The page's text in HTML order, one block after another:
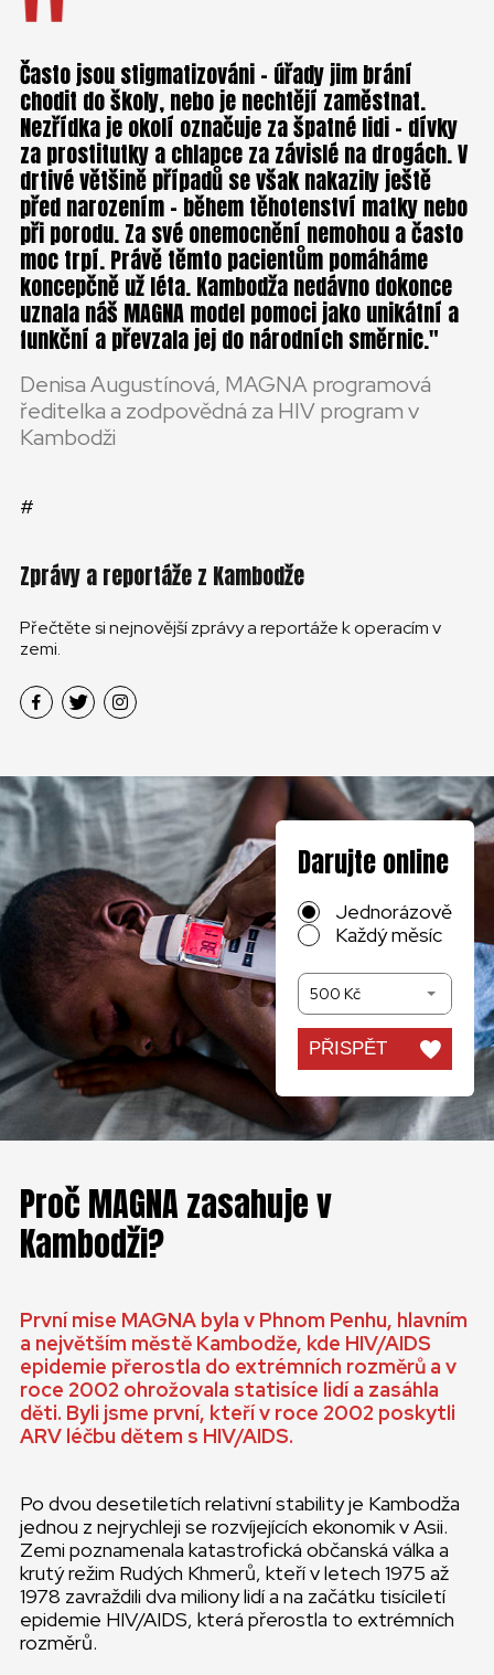
Často jsou stigmatizováni – úřady jim brání
chodit do školy, nebo je nechtějí zaměstnat.
Nezřídka je okolí označuje za špatné lidi – dívky
za prostitutky a chlapce za závislé na drogách. V
drtivé většině případů se však nakazily ještě
před narozením – během těhotenství matky nebo
při porodu. Za své onemocnění nemohou a často
moc trpí. Právě těmto pacientům pomáháme
koncepčně už léta. Kambodža nedávno dokonce
uznala náš MAGNA model pomoci jako unikátní a
funkční a převzala jej do národních směrnic.
Denisa Augustínová, MAGNA programová
ředitelka a zodpovědná za HIV program v
Kambodži
#
Zprávy a reportáže z Kambodže
Přečtěte si nejnovější zprávy a reportáže k operacím v
zemi.
Darujte online
Jednorázově
Každý měsíc
500 Kč
PŘISPĚT
Proč MAGNA zasahuje v
Kambodži?
První mise MAGNA byla v Phnom Penhu, hlavním
a největším městě Kambodže, kde HIV/AIDS
epidemie přerostla do extrémních rozměrů a v
roce 2002 ohrožovala statisíce lidí a zasáhla
děti. Byli jsme první, kteří v roce 2002 poskytli
ARV léčbu dětem s HIV/AIDS.
Po dvou desetiletích relativní stability je Kambodža
jednou z nejrychleji se rozvíjejících ekonomik v Asii.
Zemi poznamenala katastrofická občanská válka a
krutý režim Rudých Khmerů, kteří v letech 1975 až
1978 zavraždili dva miliony lidí a na začátku tisíciletí
epidemie HIV/AIDS, která přerostla to extrémních
rozměrů.